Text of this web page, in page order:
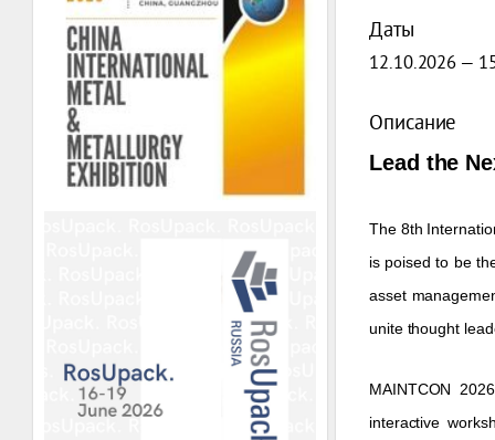
Даты
12.10.2026 —
Описание
Lead the
The 8th
is poised to be
asset
unite thought
MAINTCON
interactive